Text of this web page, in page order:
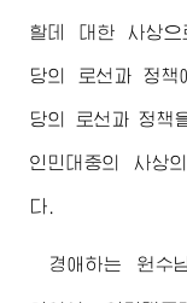
할데 대한 사상으
당의 로선과 정
당의 로선과 정책
인민대중의 사상
다.
경애하는 원수